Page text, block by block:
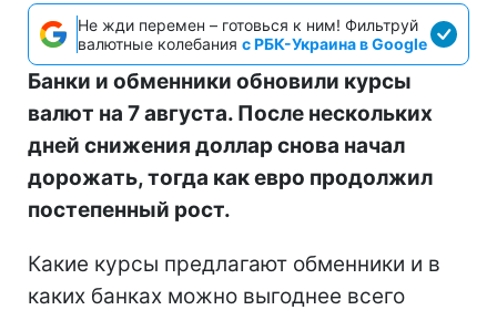
Не жди перемен – готовься к ним! Фильтруй
валютные колебания с РБК-Украина в Google
Банки и обменники обновили курсы
валют на 7 августа. После нескольких
дней снижения доллар снова начал
дорожать, тогда как евро продолжил
постепенный рост.
Какие курсы предлагают обменники и в
каких банках можно выгоднее всего